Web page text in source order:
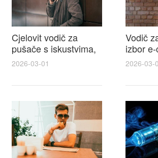
Cjelovit vodič za
pušače s iskustvima,
recenzijama i
cigarette na e cigareta
2026-03-01
Vodič
izbor
savjeti
2026-03-